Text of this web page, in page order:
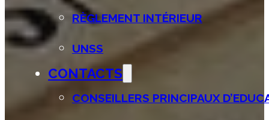
RÈGLEMENT INTÉRIEUR
UNSS
CONTACTS
CONSEILLERS PRINCIPAUX